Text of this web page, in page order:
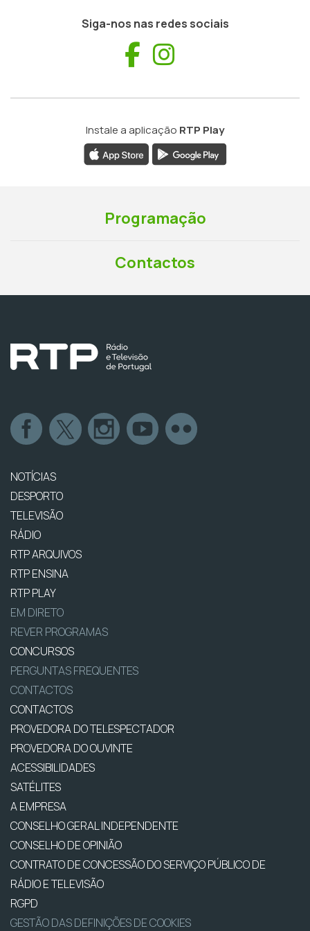
Siga-nos nas redes sociais
Facebook
Instale a aplicação RTP Play
Programação
Contactos
NOTÍCIAS
DESPORTO
TELEVISÃO
RÁDIO
RTP ARQUIVOS
RTP ENSINA
RTP PLAY
EM DIRETO
REVER PROGRAMAS
CONCURSOS
PERGUNTAS FREQUENTES
CONTACTOS
CONTACTOS
PROVEDORA DO TELESPECTADOR
PROVEDORA DO OUVINTE
ACESSIBILIDADES
SATÉLITES
A EMPRESA
CONSELHO GERAL INDEPENDENTE
CONSELHO DE OPINIÃO
CONTRATO DE CONCESSÃO DO SERVIÇO PÚBLICO DE
RÁDIO E TELEVISÃO
RGPD
GESTÃO DAS DEFINIÇÕES DE COOKIES